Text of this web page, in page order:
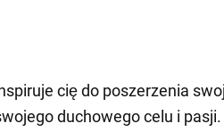
cię do poszerzenia
duchowego celu i